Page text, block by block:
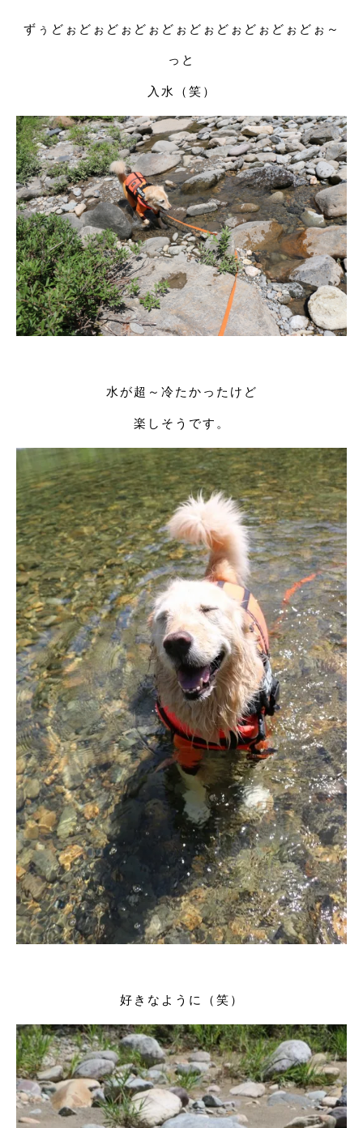
ずぅどぉどぉどぉどぉどぉどぉどぉどぉどぉどぉ～
っと
入水（笑）
水が超～冷たかったけど
楽しそうです。
好きなように（笑）